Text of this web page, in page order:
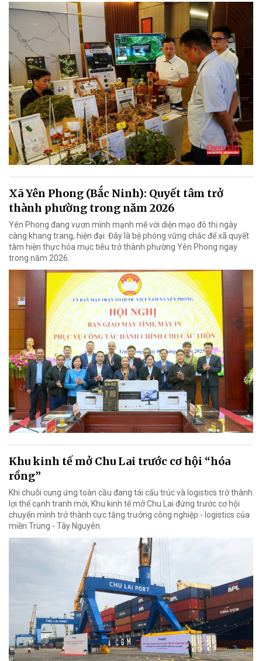
Xã Yên Phong (Bắc Ninh): Quyết tâm trở
thành phường trong năm 2026
Yên Phong đang vươn mình mạnh mẽ với diện mạo đô thị ngày
càng khang trang, hiện đại. Đây là bệ phóng vững chắc để xã quyết
tâm hiện thực hóa mục tiêu trở thành phường Yên Phong ngay
trong năm 2026.
Khu kinh tế mở Chu Lai trước cơ hội “hóa
rồng”
Khi chuỗi cung ứng toàn cầu đang tái cấu trúc và logistics trở thành
lợi thế cạnh tranh mới, Khu kinh tế mở Chu Lai đứng trước cơ hội
chuyển mình trở thành cực tăng trưởng công nghiệp - logistics của
miền Trung - Tây Nguyên.